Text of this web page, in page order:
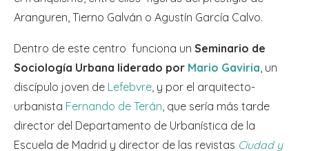
Aranguren, Tierno Galván o Agustín García Calvo.
Dentro de este centro funciona un Seminario de
Sociología Urbana liderado por Mario Gaviria , un
discípulo joven de Lefebvre , y por el arquitecto-
urbanista Fernando de Terán , que sería más tarde
director del Departamento de Urbanística de la
Escuela de Madrid y director de las revistas Ciudad y